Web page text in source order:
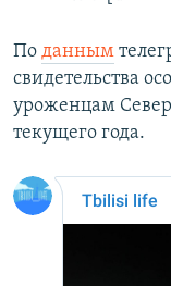
По данным
свидетельства
уроженцам
текущего года.